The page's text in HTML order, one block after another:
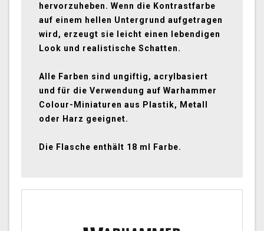
hervorzuheben. Wenn die Kontrastfarbe
auf einem hellen Untergrund aufgetragen
wird, erzeugt sie leicht einen lebendigen
Look und realistische Schatten.
Alle Farben sind ungiftig, acrylbasiert
und für die Verwendung auf Warhammer
Colour-Miniaturen aus Plastik, Metall
oder Harz geeignet.
Die Flasche enthält 18 ml Farbe.